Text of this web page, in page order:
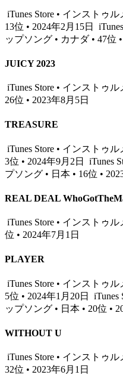
iTunes Store • インストゥ
13位 • 2024年2月15日
ップソング • カナダ • 47位
JUICY 2023
iTunes Store • インストゥ
26位 • 2023年8月5日
TREASURE
iTunes Store • インストゥ
3位 • 2024年9月2日
iTunes
プソング • 日本 • 16位 •
REAL DEAL
iTunes Store • インストゥ
位 • 2024年7月1日
PLAYER
iTunes Store • インストゥ
5位 • 2024年1月20日
iTunes
ップソング • 日本 • 20位 •
WITHOUT U
iTunes Store • インストゥ
32位 • 2023年6月1日